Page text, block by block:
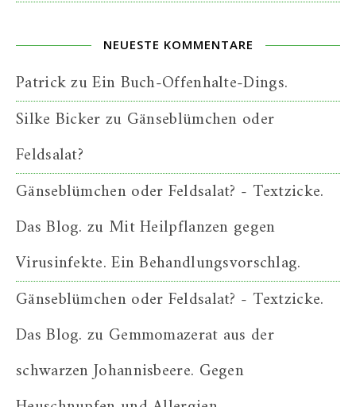
NEUESTE KOMMENTARE
PatrickzuEin Buch-Offenhalte-Dings.
Silke Bickerzu Gänseblümchen oder
Feldsalat?
Gänseblümchen oder Feldsalat? - Textzicke.
Das Blog. zu Mit Heilpflanzen gegen
Virusinfekte. Ein Behandlungsvorschlag.
Gänseblümchen oder Feldsalat? - Textzicke.
Das Blog. zu Gemmomazerat aus der
schwarzen Johannisbeere. Gegen